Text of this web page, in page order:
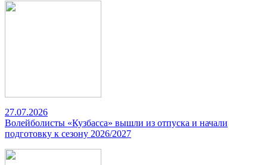
27.07.2026
Волейболисты «Кузбасса» вышли из отпуска и начали
подготовку к сезону 2026/2027